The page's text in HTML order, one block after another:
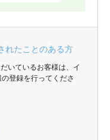
れたことのある方
いているお客様は、イ
登録を行ってくださ